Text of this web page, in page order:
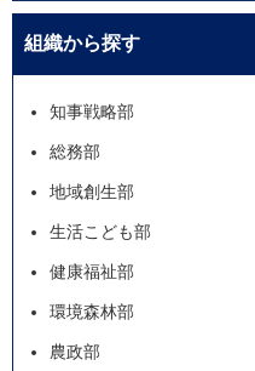
組織から探す
知事戦略部
総務部
地域創生部
生活こども部
健康福祉部
環境森林部
農政部